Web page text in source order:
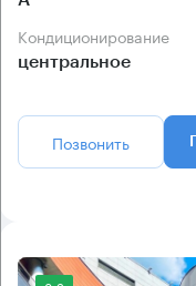
Кондиционирование
центральное
Позвонить